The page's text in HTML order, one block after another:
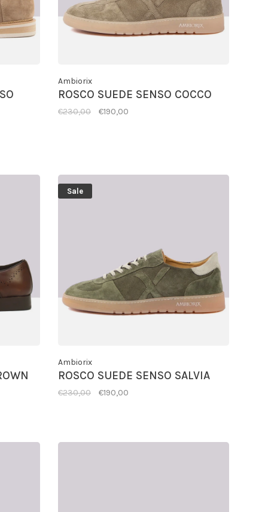
Ambiorix
ROSCO SUEDE SENSO COCCO
€230,00 €190,00
Sale
Ambiorix
ROSCO SUEDE SENSO SALVIA
€230,00 €190,00